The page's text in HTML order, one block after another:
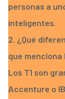
personas a
inteligentes.
2. ¿Qué
que
Los T1 son
Accenture o